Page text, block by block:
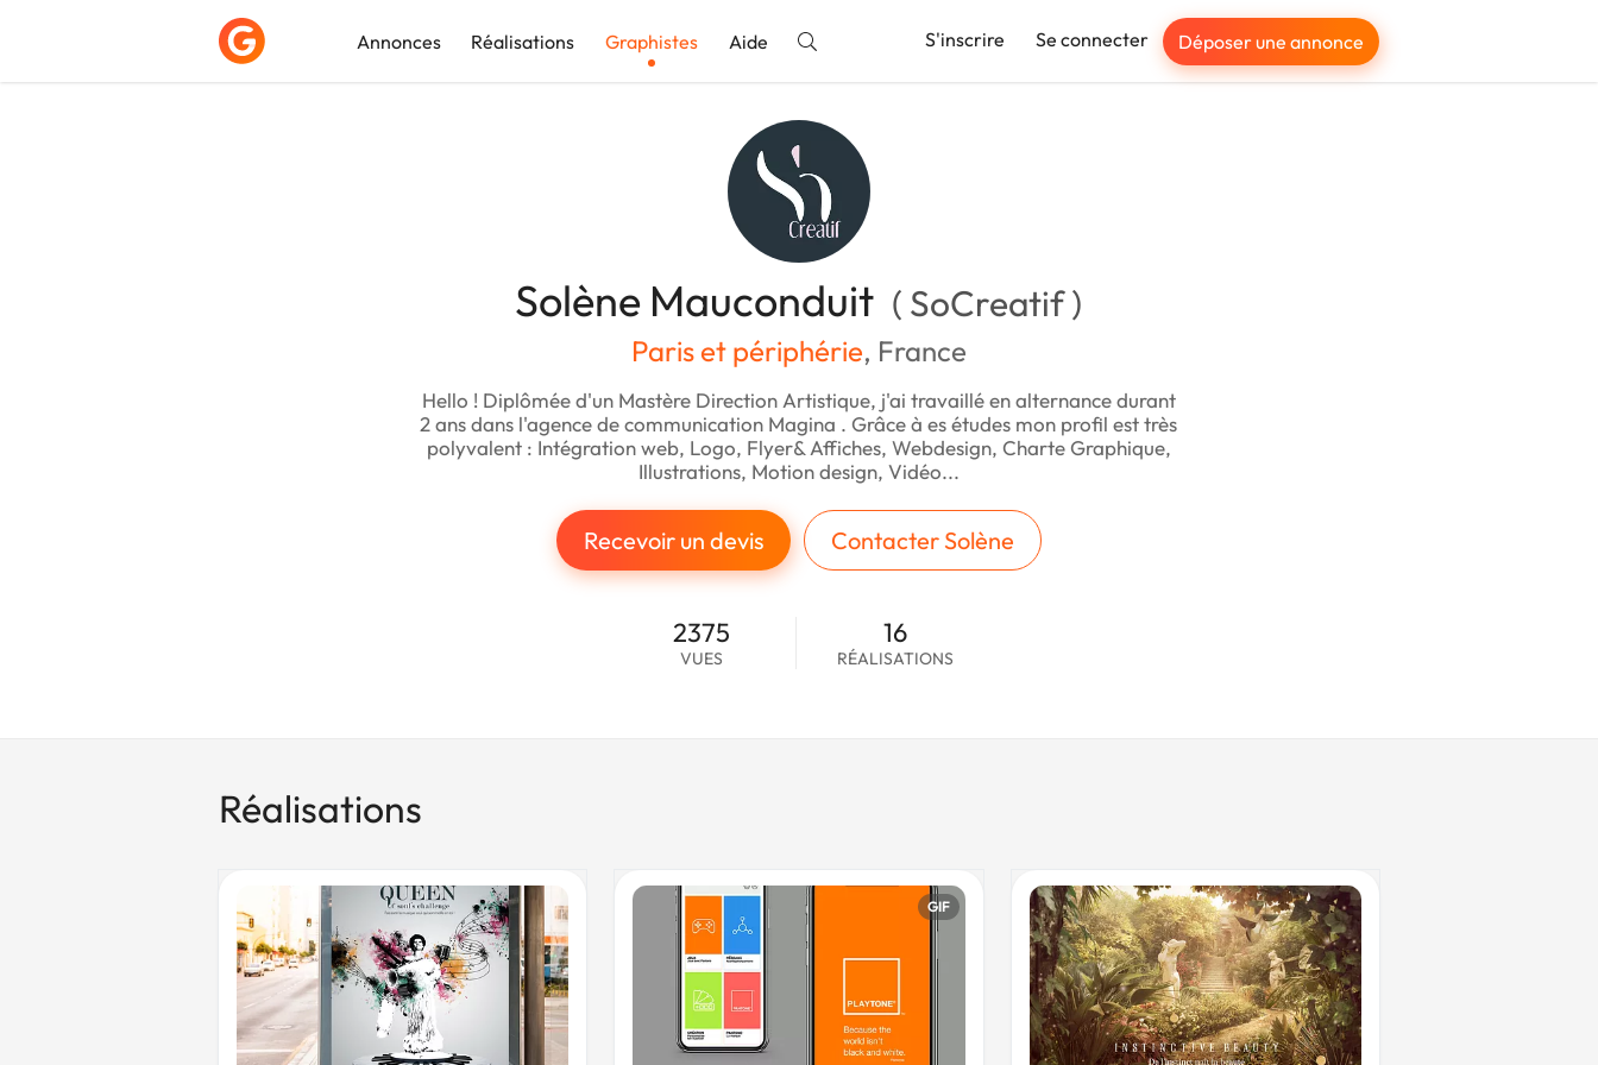
Annonces Réalisations Graphistes Aide S'inscrire Se connecter Déposer une annonce
Solène Mauconduit ( SoCreatif )
Paris et périphérie, France
Hello ! Diplômée d'un Mastère Direction Artistique, j'ai travaillé en alternance durant
2 ans dans l'agence de communication Magina . Grâce à es études mon profil est très
polyvalent : Intégration web, Logo, Flyer& Affiches, Webdesign, Charte Graphique,
Illustrations, Motion design, Vidéo...
Recevoir un devis Contacter Solène
2375
VUES
16
RÉALISATIONS
Réalisations
GIF